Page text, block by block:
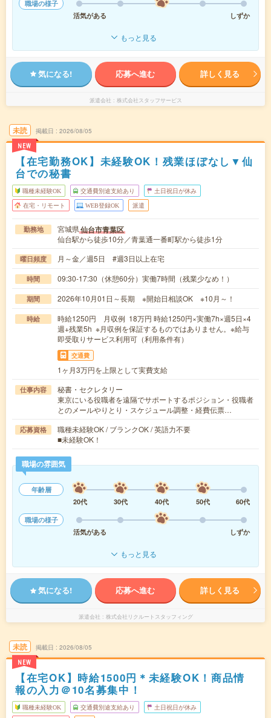
職場の様子
活気がある
しずか
もっと見る
気になる! 応募へ進む 詳しく見る
派遣会社 株式会社スタッフサービス
未読
NEW
掲載日 2026/08/05
【在宅勤務OK】未経験OK！残業ほぼなし▼仙
台での秘書
職種未経験OK 交通費別途支給あり 土日祝日が休み
在宅・リモート WEB登録OK 派遣
勤務地 宮城県仙台市青葉区
仙台駅から徒歩10分／青葉通一番町駅から徒歩1分
曜日頻度 月～金／週5日 #週3日以上在宅
時間 09:30-17:30（休憩60分）実働7時間（残業少なめ！）
期間 2026年10月01日～長期 ※開始日相談OK ※10月～！
時給
時給1250円 月収例 18万円 時給1250円×実働7h×週5日×4
週+残業5h ※月収例を保証するものではありません。※給与
即受取りサービス利用可（利用条件有）
交通費
1ヶ月3万円を上限として実費支給
仕事内容
秘書・セクレタリー
東京にいる役職者を遠隔でサポートするポジション・役職者
とのメールやりとり・スケジュール調整・経費伝票…
応募資格
職種未経験OK / ブランクOK / 英語力不要
■未経験OK！
職場の雰囲気
年齢層
20代
30代 40代 50代
60代
職場の様子
活気がある
しずか
もっと見る
気になる! 応募へ進む 詳しく見る
派遣会社 株式会社リクルートスタッフィング
未読
NEW
掲載日 2026/08/05
【在宅OK】時給1500円＊未経験OK！商品情
報の入力＠10名募集中！
職種未経験OK 交通費別途支給あり 土日祝日が休み